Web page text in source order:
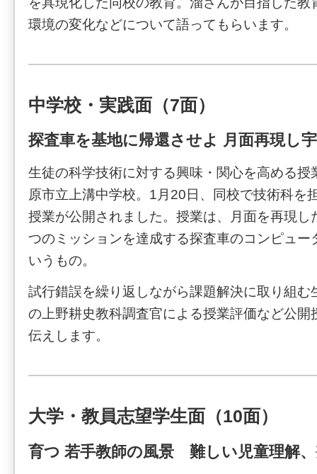
環境の変化などについて語ってもらいます。
中学校・実践面（7面）
探査車を基地に帰還させよ 月面再現し
生徒の科学技術に対する興味・関心を高める授
原市立上溝中学校。1月20日、同校で技術科を
授業が公開されました。授業は、月面を再現し
つのミッションを達成する探査車のコンピュー
いうもの。
試行錯誤を繰り返しながら課題解決に取り組む
の上野耕史教科調査官による授業評価など公開
伝えします。
大学・教員志望学生面（10面）
育つ 若手教師の風景 難しい児童理解